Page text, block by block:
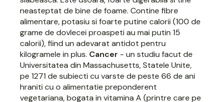
neasteptat de bine de foame. Contine fibre
alimentare, potasiu si foarte putine calorii (100 de
grame de dovlecei proaspeti au mai putin 15
calorii), fiind un adevarat antidot pentru
kilogramele in plus. Cancer - un studiu facut de
Universitatea din Massachusetts, Statele Unite,
pe 1271 de subiecti cu varste de peste 66 de ani
hraniti cu o alimentatie preponderent
vegetariana, bogata in vitamina A (printre care pe